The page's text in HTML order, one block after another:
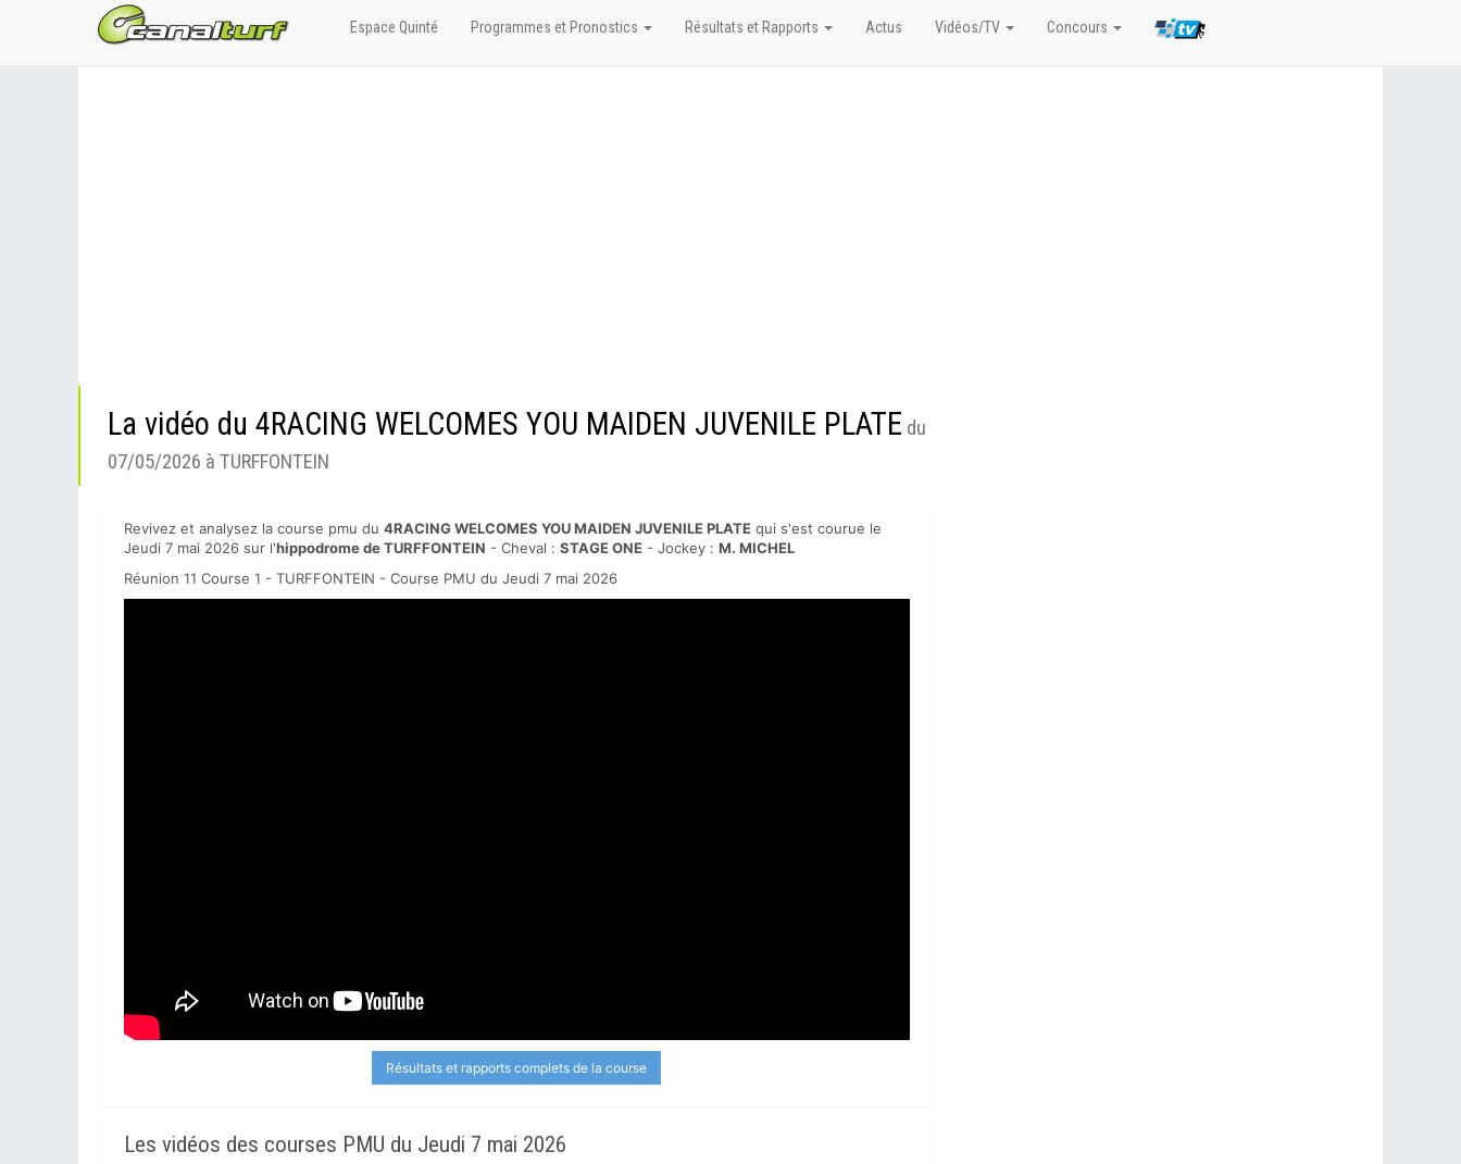
La vidéo du 4RACING WELCOMES YOU MAIDEN JUVENILE PLATE du
07/05/2026 à TURFFONTEIN
Revivez et analysez la course pmu du 4RACING WELCOMES YOU MAIDEN JUVENILE PLATE qui s'est courue le
Jeudi 7 mai 2026 sur l'hippodrome de TURFFONTEIN - Cheval : STAGE ONE - Jockey : M. MICHEL
Réunion 11 Course 1 - TURFFONTEIN - Course PMU du Jeudi 7 mai 2026
Résultats et rapports complets de la course
Les vidéos des courses PMU du Jeudi 7 mai 2026
Espace Quinté Programmes et Pronostics Résultats et Rapports Actus Vidéos/TV Concours